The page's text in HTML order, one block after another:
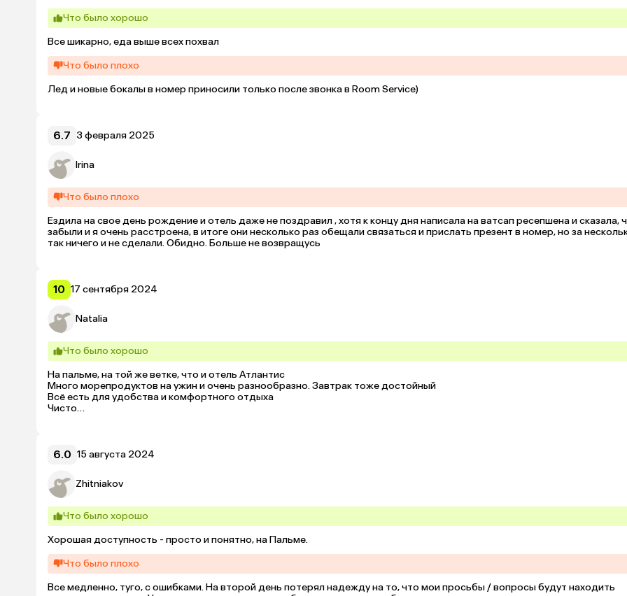
Что было хорошо
Все шикарно, еда выше всех похвал
Что было плохо
Лед и новые бокалы в номер приносили только после звонка в Room Service)
6.7 3 февраля 2025
Irina
Что было плохо
Ездила на свое день рождение и отель даже не поздравил , хотя к концу дня написала на ватсап ресепшена и сказала,
забыли и я очень расстроена, в итоге они несколько раз обещали связаться и прислать презент в номер, но за
так ничего и не сделали. Обидно. Больше не возвращусь
10 17 сентября 2024
Natalia
Что было хорошо
На пальме, на той же ветке, что и отель Атлантис
Много морепродуктов на ужин и очень разнообразно. Завтрак тоже достойный
Всё есть для удобства и комфортного отдыха
Чисто
6.0 15 августа 2024
Zhitniakov
Что было хорошо
Хорошая доступность - просто и понятно, на Пальме.
Что было плохо
Все медленно, туго, с ошибками. На второй день потерял надежду на то, что мои просьбы / вопросы будут находить